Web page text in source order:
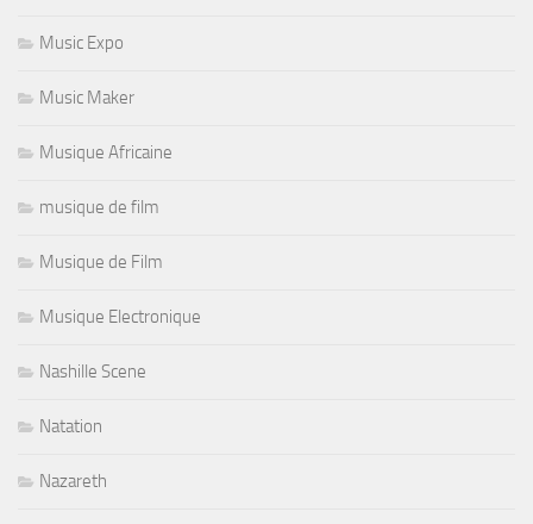
Music Expo
Music Maker
Musique Africaine
musique de film
Musique de Film
Musique Electronique
Nashille Scene
Natation
Nazareth